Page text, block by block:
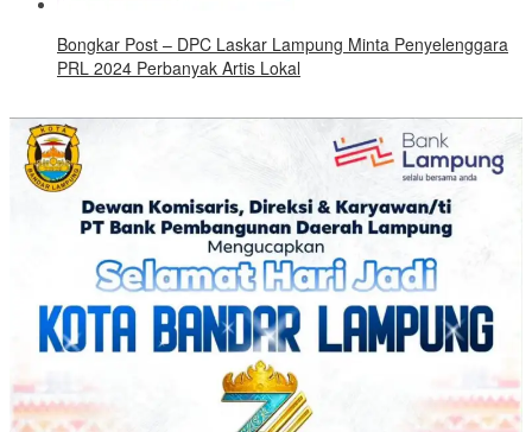
Bongkar Post – DPC Laskar Lampung Minta Penyelenggara
PRL 2024 Perbanyak Artis Lokal